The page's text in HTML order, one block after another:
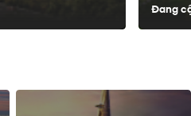
Đang